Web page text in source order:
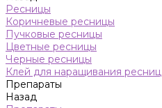
Ресницы
Коричневые ресницы
Пучковые ресницы
Цветные ресницы
Черные ресницы
Клей для наращивания ресниц
Препараты
Назад